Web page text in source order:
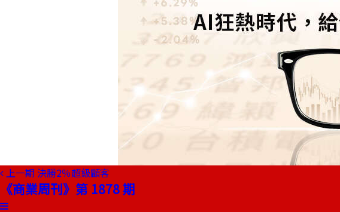
上一期 決勝2％超級顧客
《商業周刊》第 1878 期